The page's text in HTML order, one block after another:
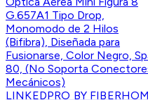
LINKEDPRO BY